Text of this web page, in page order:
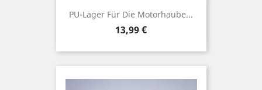
PU-Lager Für Die Motorhaube...
Preis
13,99 €